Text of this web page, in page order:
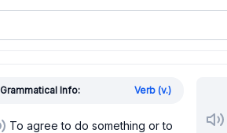
Grammatical Info: Verb (v.)
To agree to do something or to